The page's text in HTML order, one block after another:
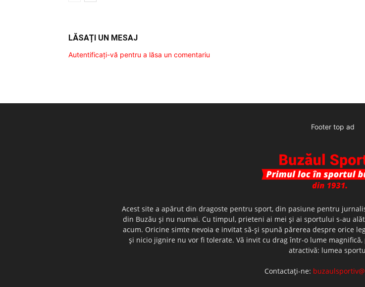
LĂSAȚI UN MESAJ
Autentificați-vă pentru a lăsa un comentariu
Footer top ad
Acest site a apărut din dragoste pentru sport, din pasiune pentru
din Buzău şi nu numai. Cu timpul, prieteni ai mei şi ai sportului s-au
acum. Oricine simte nevoia e invitat să-şi spună părerea despre orice
şi nicio jignire nu vor fi tolerate. Vă invit cu drag într-o lume
atractivă: lumea
Contactați-ne: